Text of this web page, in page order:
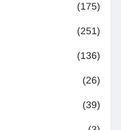
(175)
(251)
(136)
(26)
(39)